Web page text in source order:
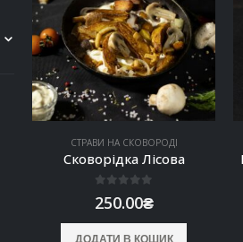
СТРАВИ НА СКОВОРОДІ
Сковорідка Лісова
250.00₴